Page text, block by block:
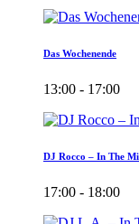
Das Wochenende
13:00 - 17:00
DJ Rocco – In The
17:00 - 18:00